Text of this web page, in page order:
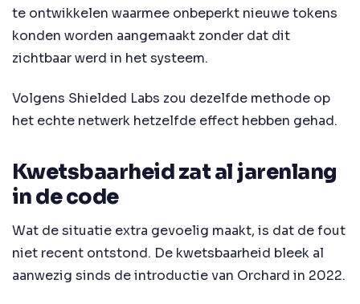
te ontwikkelen waarmee onbeperkt nieuwe tokens
konden worden aangemaakt zonder dat dit
zichtbaar werd in het systeem.
Volgens Shielded Labs zou dezelfde methode op
het echte netwerk hetzelfde effect hebben gehad.
Kwetsbaarheid zat al jarenlang
in de code
Wat de situatie extra gevoelig maakt, is dat de fout
niet recent ontstond. De kwetsbaarheid bleek al
aanwezig sinds de introductie van Orchard in 2022.